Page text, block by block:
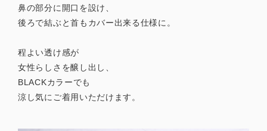
鼻の部分に開口を設け、
後ろで結ぶと首もカバー出来る仕様に。
程よい透け感が
女性らしさを醸し出し、
BLACKカラーでも
涼し気にご着用いただけます。